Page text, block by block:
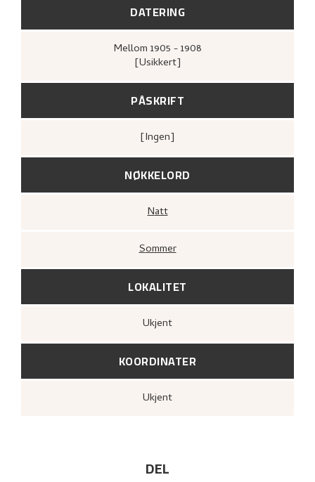
DATERING
Mellom 1905 - 1908
[Usikkert]
PÅSKRIFT
[ingen]
NØKKELORD
Natt
Sommer
LOKALITET
Ukjent
KOORDINATER
Ukjent
DEL